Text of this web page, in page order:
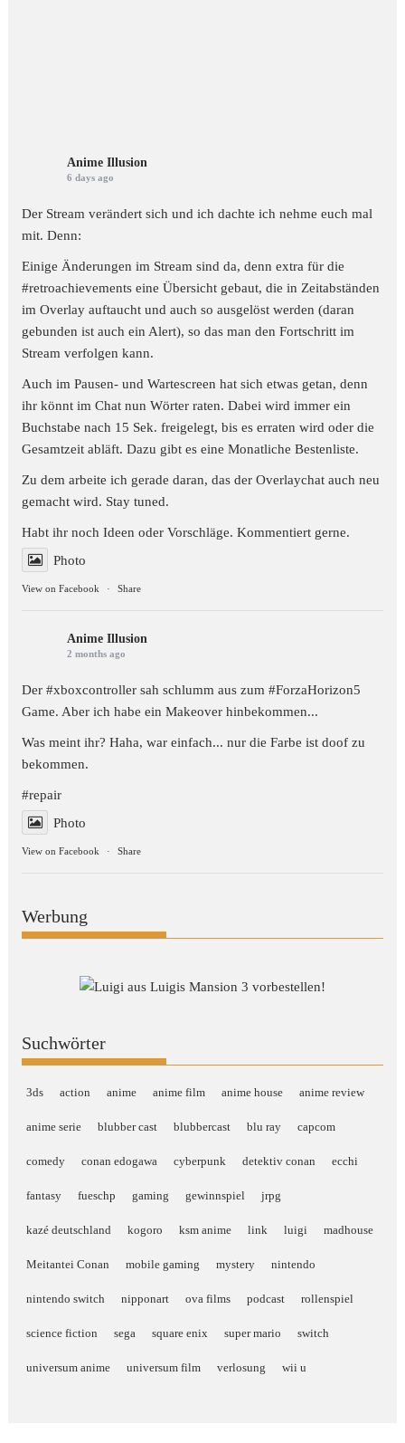
Anime Illusion
6 days ago
Der Stream verändert sich und ich dachte ich nehme euch mal
mit. Denn:
Einige Änderungen im Stream sind da, denn extra für die
#retroachievements eine Übersicht gebaut, die in Zeitabständen
im Overlay auftaucht und auch so ausgelöst werden (daran
gebunden ist auch ein Alert), so das man den Fortschritt im
Stream verfolgen kann.
Auch im Pausen- und Wartescreen hat sich etwas getan, denn
ihr könnt im Chat nun Wörter raten. Dabei wird immer ein
Buchstabe nach 15 Sek. freigelegt, bis es erraten wird oder die
Gesamtzeit abläft. Dazu gibt es eine Monatliche Bestenliste.
Zu dem arbeite ich gerade daran, das der Overlaychat auch neu
gemacht wird. Stay tuned.
Habt ihr noch Ideen oder Vorschläge. Kommentiert gerne.
Photo
View on Facebook · Share
Anime Illusion
2 months ago
Der #xboxcontroller sah schlumm aus zum#ForzaHorizon5
Game. Aber ich habe ein Makeover hinbekommen...
Was meint ihr? Haha, war einfach... nur die Farbe ist doof zu
bekommen.
#repair
Photo
View on Facebook · Share
Werbung
Suchwörter
3ds action anime anime film anime house anime review
anime serie blubber cast blubbercast blu ray capcom
comedy conan edogawa cyberpunk detektiv conan ecchi
fantasy fueschp gaming gewinnspiel jrpg
kazé deutschland kogoro ksm anime link luigi madhouse
Meitantei Conan mobile gaming mystery nintendo
nintendo switch nipponart ova films podcast rollenspiel
science fiction sega square enix super mario switch
universum anime universum film verlosung wii u